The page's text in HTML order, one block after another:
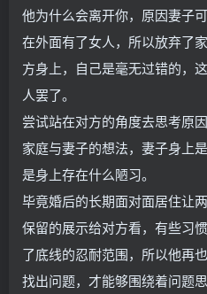
他为什么会离开你，原因妻子
在外面有了女人，所以放弃了
方身上，自己是毫无过错的，
人罢了。
尝试站在对方的角度去思考原
家庭与妻子的想法，妻子身上
是身上存在什么陋习。
毕竟婚后的长期面对面居住让
保留的展示给对方看，有些习
了底线的忍耐范围，所以他再
找出问题，才能够围绕着问题